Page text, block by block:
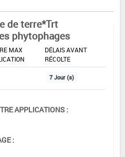
de terre*Trt
phytophages
MAX
DÉLAIS AVANT
RÉCOLTE
7 Jour (s)
APPLICATIONS :
: